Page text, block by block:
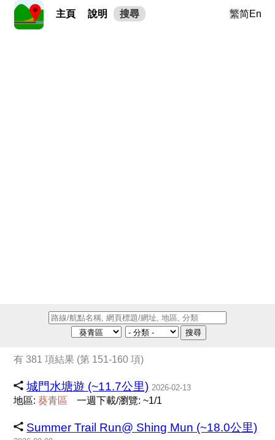
主頁 說明 搜尋 繁简En
搜尋
有 381 項結果 (第 151-160 項)
城門水塘遊 (~11.7公里) 2026-02-13
地區:葵青區 一週下載/瀏覽: ~1/1
Summer Trail Run@ Shing Mun (~18.0公里)